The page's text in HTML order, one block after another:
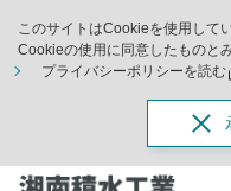
このサイトはCookieを使用して
Cookieの使用に同意したものと
プライバシーポリシーを読む